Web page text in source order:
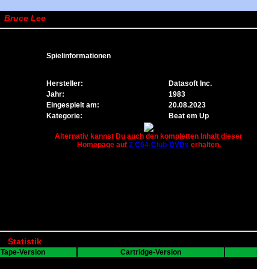
Bruce Lee
Spielinformationen
Hersteller:
Datasoft Inc.
Jahr:
1983
Eingespielt am:
20.08.2023
Kategorie:
Beat em Up
Alternativ kannst Du auch den kompletten Inhalt dieser
Homepage auf 2 C64-Club-DVDs erhalten.
Statistik
Tape-Version Cartridge-Version